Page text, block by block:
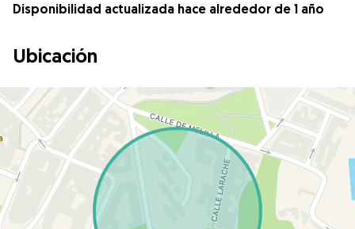
Disponibilidad actualizada hace alrededor de 1 año
Ubicación